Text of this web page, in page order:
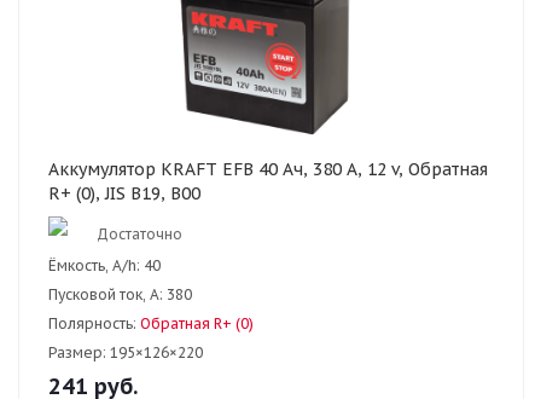
Аккумулятор KRAFT EFB 40 Ач, 380 А, 12 v, Обратная
R+ (0), JIS B19, B00
Достаточно
Ёмкость, A/h: 40
Пусковой ток, А: 380
Полярность: Обратная R+ (0)
Размер: 195×126×220
241 руб.